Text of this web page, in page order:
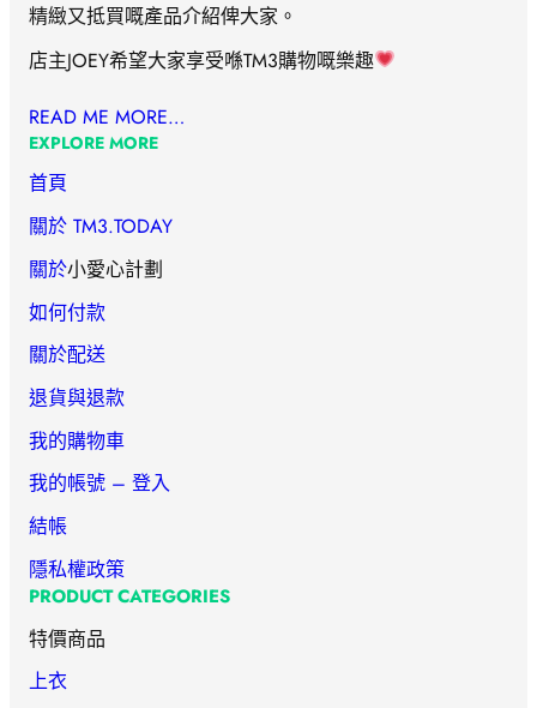
精緻又抵買嘅產品介紹俾大家。
店主JOEY希望大家享受喺TM3購物嘅樂趣
READ ME MORE…
EXPLORE MORE
首頁
關於 TM3.TODAY
關於小愛心計劃
如何付款
關於配送
退貨與退款
我的購物車
我的帳號 – 登入
結帳
隱私權政策
PRODUCT CATEGORIES
特價商品
上衣